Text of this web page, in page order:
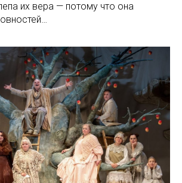
их вера — потому что она